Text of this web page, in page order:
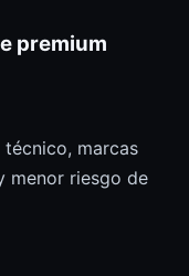
premium
marcas
menor riesgo de